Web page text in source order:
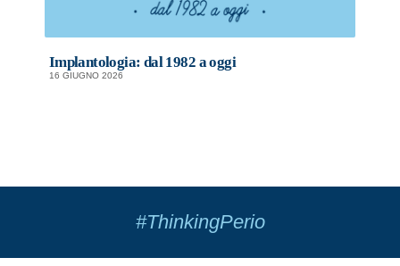
Implantologia: dal 1982 a oggi
16 GIUGNO 2026
#ThinkingPerio